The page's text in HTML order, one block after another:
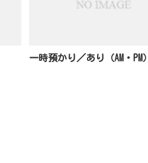
一時預かり／あり（AM・PM）